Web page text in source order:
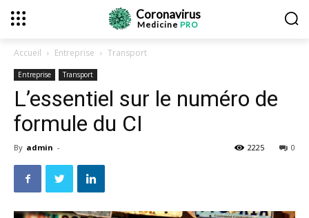
Coronavirus
MedicinePRO
Accueil Entreprise Transport
Entreprise Transport
L’essentiel sur le numéro de
formule du CI
By admin - 0
2225